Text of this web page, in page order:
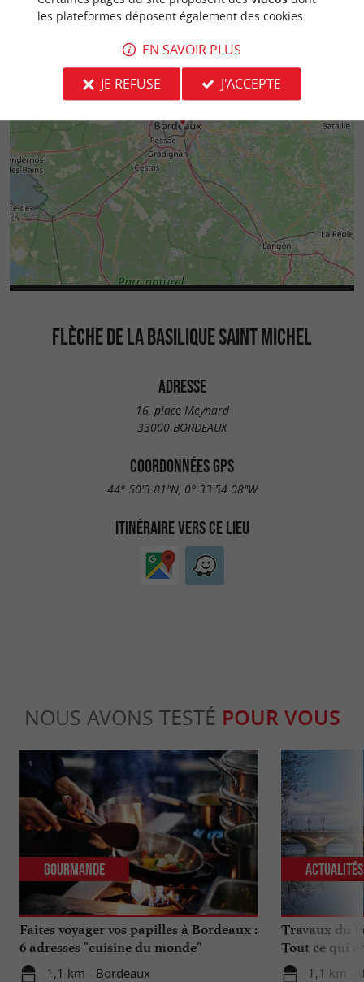
FLÈCHE DE LA BASILIQUE SAINT MICHEL
ADRESSE
16, place Meynard
33000 BORDEAUX
COORDONNÉES GPS
44° 50'3.81"N, 0° 33'54.08"W
ITINÉRAIRE VERS CE LIEU
NOUS AVONS TESTÉ POUR VOUS
Faites voyager vos papilles à Bordeaux :
6 adresses "cuisine du monde"
1,1 km - Bordeaux
Gourmande
Travaux du
Tout ce qui
1,1 km -
Actualités
les plateformes déposent également des cookies.
EN SAVOIR PLUS
JE REFUSE
J'ACCEPTE